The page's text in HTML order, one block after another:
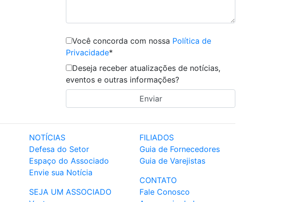
Você concorda com nossa Política de
Privacidade*
Deseja receber atualizações de notícias,
eventos e outras informações?
NOTÍCIAS
Defesa do Setor
Espaço do Associado
Envie sua Notícia
SEJA UM ASSOCIADO
FILIADOS
Guia de Fornecedores
Guia de Varejistas
CONTATO
Fale Conosco